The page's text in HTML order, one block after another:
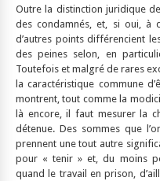
Outre la distinction juridique
des condamnés, et, si oui, à
d’autres points différencient
des peines selon, en
Toutefois et malgré de rares
la caractéristique commune
montrent, tout comme la
là encore, il faut mesurer la
détenue. Des sommes que
prennent une tout autre
pour « tenir » et, du moins
quand le travail en prison,